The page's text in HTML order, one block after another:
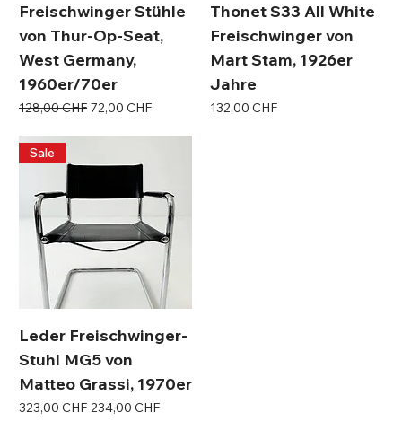
Freischwinger Stühle
von Thur-Op-Seat,
West Germany,
1960er/70er
Standardpreis
128,00 CHF Sale-Preis
72,00 CHF
Thonet S33 All White
Freischwinger von
Mart Stam, 1926er
Jahre
Preis
132,00 CHF
Sale
Leder Freischwinger-
Stuhl MG5 von
Matteo Grassi, 1970er
Standardpreis
323,00 CHF Sale-Preis
234,00 CHF